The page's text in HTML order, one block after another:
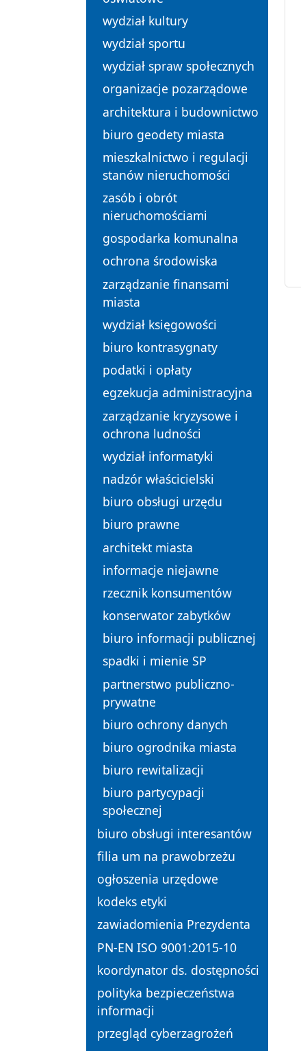
wydział kultury
wydział sportu
wydział spraw społecznych
organizacje pozarządowe
architektura i budownictwo
biuro geodety miasta
mieszkalnictwo i regulacji
stanów nieruchomości
zasób i obrót
nieruchomościami
gospodarka komunalna
ochrona środowiska
zarządzanie finansami
miasta
wydział księgowości
biuro kontrasygnaty
podatki i opłaty
egzekucja administracyjna
zarządzanie kryzysowe i
ochrona ludności
wydział informatyki
nadzór właścicielski
biuro obsługi urzędu
biuro prawne
architekt miasta
informacje niejawne
rzecznik konsumentów
konserwator zabytków
biuro informacji publicznej
spadki i mienie SP
partnerstwo publiczno-
prywatne
biuro ochrony danych
biuro ogrodnika miasta
biuro rewitalizacji
biuro partycypacji
społecznej
biuro obsługi interesantów
filia um na prawobrzeżu
ogłoszenia urzędowe
kodeks etyki
zawiadomienia Prezydenta
PN-EN ISO 9001:2015-10
koordynator ds. dostępności
polityka bezpieczeństwa
informacji
przegląd cyberzagrożeń